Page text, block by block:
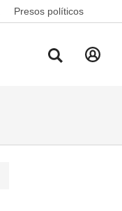
Presos políticos